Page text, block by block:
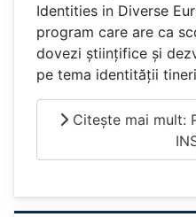
Identities in Diverse
program care are ca
dovezi științifice și
pe tema identității
Citește mai mult: